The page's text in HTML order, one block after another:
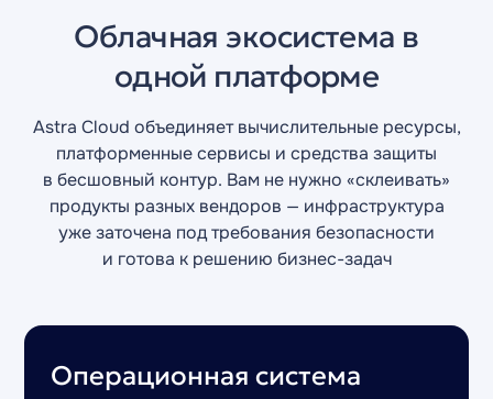
Облачная экосистема в
одной платформе
Astra Cloud объединяет вычислительные ресурсы,
платформенные сервисы и средства защиты
в бесшовный контур. Вам не нужно «склеивать»
продукты разных вендоров — инфраструктура
уже заточена под требования безопасности
и готова к решению бизнес-задач
Операционная система